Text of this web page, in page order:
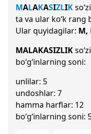
MALAKASIZLIK
ta va ular ko‘k rang
Ular quyidagilar: M,
MALAKASIZLIK
bo‘g‘inlarning soni:
unlilar: 5
undoshlar: 7
hamma harflar: 12
bo‘g‘inlarning soni: